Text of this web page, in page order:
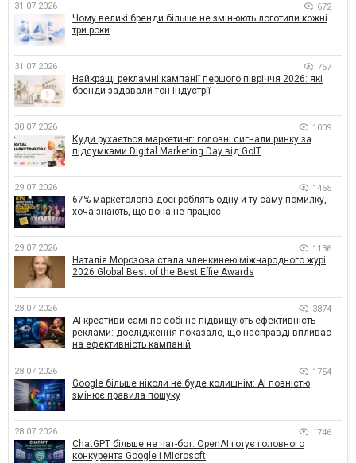
31.07.2026 672
Чому великі бренди більше не змінюють логотипи кожні
три роки
31.07.2026 757
Найкращі рекламні кампанії першого півріччя 2026: які
бренди задавали тон індустрії
30.07.2026 1009
Куди рухається маркетинг: головні сигнали ринку за
підсумками Digital Marketing Day від GoIT
29.07.2026 1465
67% маркетологів досі роблять одну й ту саму помилку,
хоча знають, що вона не працює
29.07.2026 1136
Наталія Морозова стала членкинею міжнародного журі
2026 Global Best of the Best Effie Awards
28.07.2026 3874
AI-креативи самі по собі не підвищують ефективність
реклами: дослідження показало, що насправді впливає
на ефективність кампаній
28.07.2026 1754
Google більше ніколи не буде колишнім: AI повністю
змінює правила пошуку
28.07.2026 1746
ChatGPT більше не чат-бот: OpenAI готує головного
конкурента Google і Microsoft